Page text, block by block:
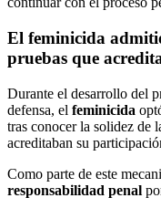
El feminicida
pruebas que
Durante el desarrollo del
defensa, el feminicida
tras conocer la solidez de
acreditaban su
Como parte de este
responsabilidad penal